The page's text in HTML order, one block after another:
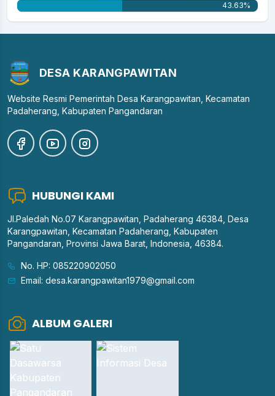
43.63%
DESA KARANGPAWITAN
Website Resmi Pemerintah Desa Karangpawitan, Kecamatan
Padaherang, Kabupaten Pangandaran
HUBUNGI KAMI
Jl.Paledah No.07 Karangpawitan, Padaherang 46384, Desa
Karangpawitan, Kecamatan Padaherang, Kabupaten
Pangandaran, Provinsi Jawa Barat, Indonesia, 46384.
No. HP: 085220902050
Email: desa.karangpawitan1979@gmail.com
ALBUM GALERI